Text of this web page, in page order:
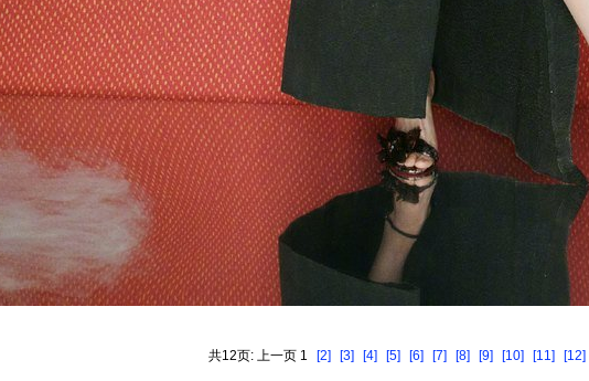
共12页: 上一页 1 [2] [3] [4] [5] [6] [7] [8] [9] [10] [11] [12]